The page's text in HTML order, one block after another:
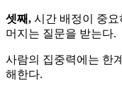
셋째, 시간 배정이 중
머지는 질문을 받는다.
사람의 집중력에는 한
해한다.